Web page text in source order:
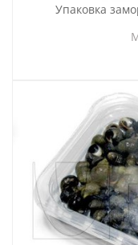
Упаковка